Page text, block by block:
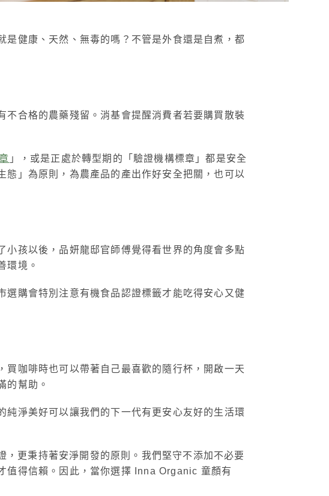
是健康、天然、無毒的嗎？不管是外食還是自煮，都
合格的農藥殘留。消基會提醒消費者若要購買散裝
」，或是正處於轉型期的「驗證機構標章」都是安全
」為原則，為農產品的產出作好安全把關，也可以
孩以後，品妍龍邸官師傅覺得看世界的角度會多點
環境。
選購會特別注意有機食品認證標籤才能吃得安心又健
買咖啡時也可以帶著自己最喜歡的隨行杯，開啟一天
的幫助。
淨美好可以讓我們的下一代有更安心友好的生活環
，更秉持著安淨開發的原則。我們堅守不添加不必要
值得信賴。因此，當你選擇 Inna Organic 童顏有